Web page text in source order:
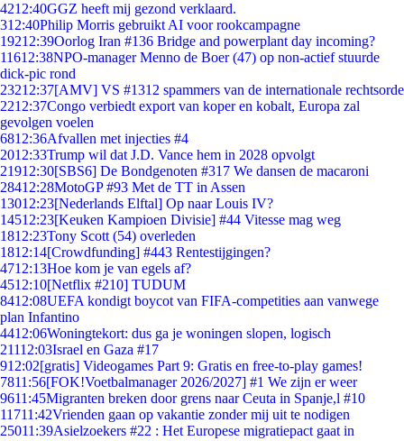
4212:40GGZ heeft mij gezond verklaard.
312:40Philip Morris gebruikt AI voor rookcampagne
19212:39Oorlog Iran #136 Bridge and powerplant day incoming?
11612:38NPO-manager Menno de Boer (47) op non-actief stuurde
dick-pic rond
23212:37[AMV] VS #1312 spammers van de internationale rechtsorde
2212:37Congo verbiedt export van koper en kobalt, Europa zal
gevolgen voelen
6812:36Afvallen met injecties #4
2012:33Trump wil dat J.D. Vance hem in 2028 opvolgt
21912:30[SBS6] De Bondgenoten #317 We dansen de macaroni
28412:28MotoGP #93 Met de TT in Assen
13012:23[Nederlands Elftal] Op naar Louis IV?
14512:23[Keuken Kampioen Divisie] #44 Vitesse mag weg
1812:23Tony Scott (54) overleden
1812:14[Crowdfunding] #443 Rentestijgingen?
4712:13Hoe kom je van egels af?
4512:10[Netflix #210] TUDUM
8412:08UEFA kondigt boycot van FIFA-competities aan vanwege
plan Infantino
4412:06Woningtekort: dus ga je woningen slopen, logisch
21112:03Israel en Gaza #17
912:02[gratis] Videogames Part 9: Gratis en free-to-play games!
7811:56[FOK!Voetbalmanager 2026/2027] #1 We zijn er weer
9611:45Migranten breken door grens naar Ceuta in Spanje,l #10
11711:42Vrienden gaan op vakantie zonder mij uit te nodigen
25011:39Asielzoekers #22 : Het Europese migratiepact gaat in